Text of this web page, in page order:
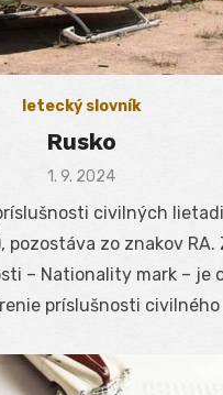
letecký slovník
Rusko
Posted
1. 9. 2024
civilných
pozostáva zo znakov RA.
– Nationality mark – je
príslušnosti civilného